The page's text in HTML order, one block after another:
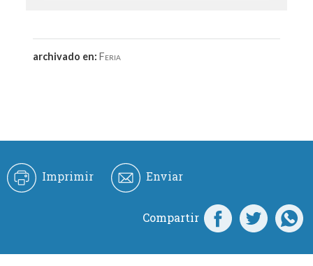
archivado en:Feria
Imprimir Enviar
Compartir